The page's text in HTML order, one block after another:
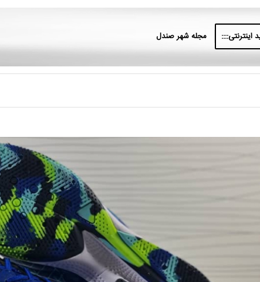
اینترنتی:::: مجله شهر صندل